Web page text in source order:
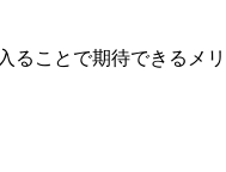
ることで期待できるメリ